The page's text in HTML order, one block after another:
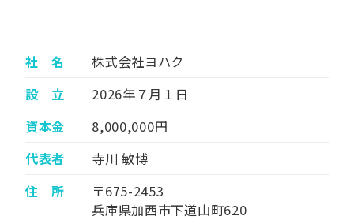
社 名
株式会社ヨハク
設 立
2026年７月１日
資本金
8,000,000円
代表者
寺川 敏博
住 所
〒675-2453
兵庫県加西市下道山町620